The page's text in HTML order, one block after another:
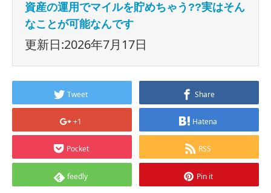
資産の運用でマイルを貯めちゃう??実はそん
なことが可能なんです
更新日:2026年7月17日
Tweet Share
+1 Hatena
Pocket RSS
feedly Pin it